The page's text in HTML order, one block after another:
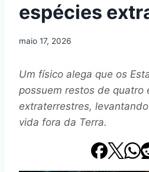
espécies
maio 17, 2026
Um físico alega que os
possuem restos de quatro
extraterrestres,
vida fora da Terra.